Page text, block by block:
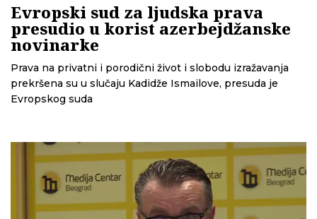
Evropski sud za ljudska prava
presudio u korist azerbejdžanske
novinarke
Prava na privatni i porodični život i slobodu izražavanja
prekršena su u slučaju Kadidže Ismailove, presuda je
Evropskog suda